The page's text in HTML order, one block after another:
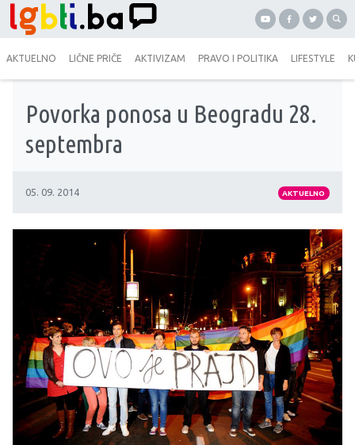
AKTUELNO LIČNE PRIČE AKTIVIZAM PRAVO I POLITIKA LIFESTYLE
Povorka ponosa u Beogradu 28.
septembra
05. 09. 2014 AKTUELNO